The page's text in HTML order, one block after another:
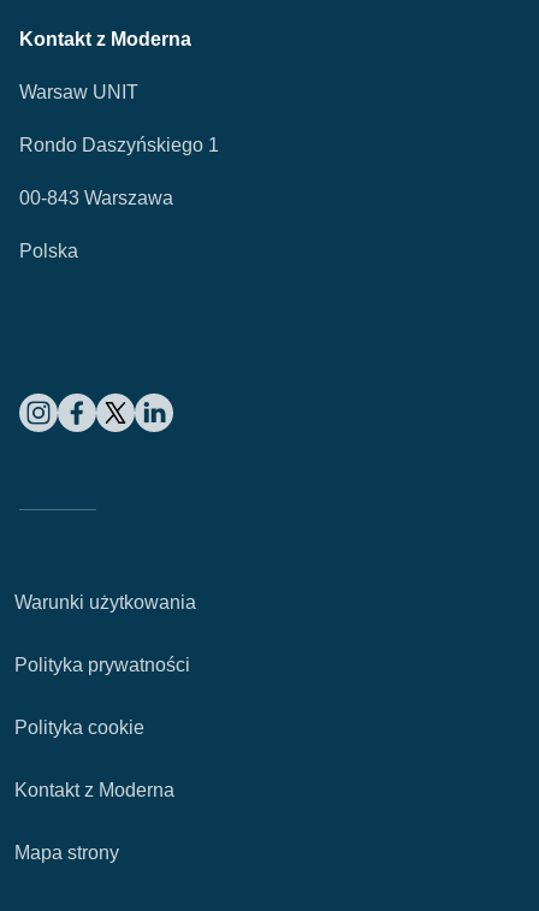
Kontakt z Moderna
Warsaw UNIT
Rondo Daszyńskiego 1
00-843 Warszawa
Polska
Warunki użytkowania
Polityka prywatności
Polityka cookie
Kontakt z Moderna
Mapa strony